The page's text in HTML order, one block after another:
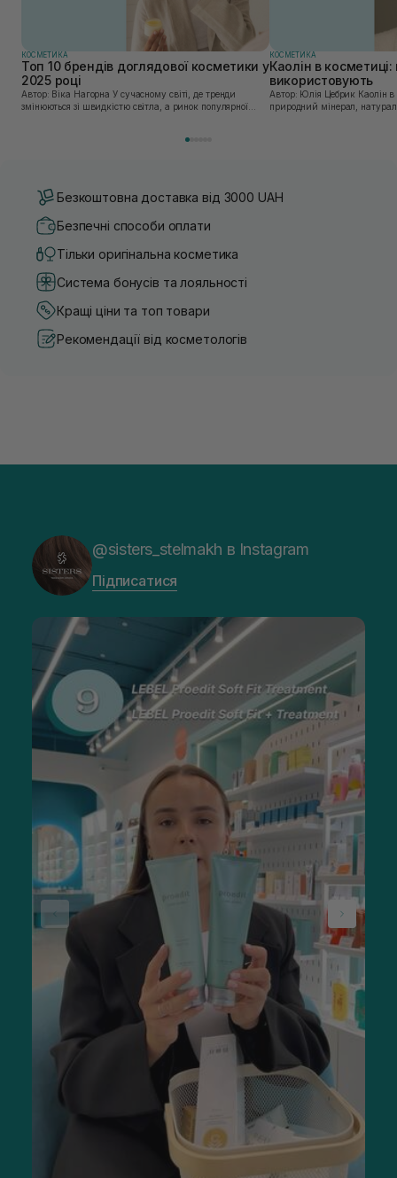
КОСМЕТИКА
Топ 10 брендів доглядової косметики у
2025 році
Автор: Віка Нагорна У сучасному світі, де тренди
змінюються зі швидкістю світла, а ринок популярної
КОСМЕТИКА
Каолін в
використовують
Автор: Юлія Цебрик Каолін в косметології – це
природний мінерал,
Безкоштовна доставка від 3000 UAH
Безпечні способи оплати
Тільки оригінальна косметика
Система бонусів та лояльності
Кращі ціни та топ товари
Рекомендації від косметологів
@sisters_stelmakh в Instagram
Підписатися